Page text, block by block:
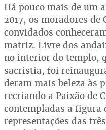
Há pouco mais de um
2017, os moradores de
convidados
matriz. Livre dos
no interior do templo,
sacristia, foi
deram mais beleza às
recriando a Paixão de
contempladas a figura
representações das